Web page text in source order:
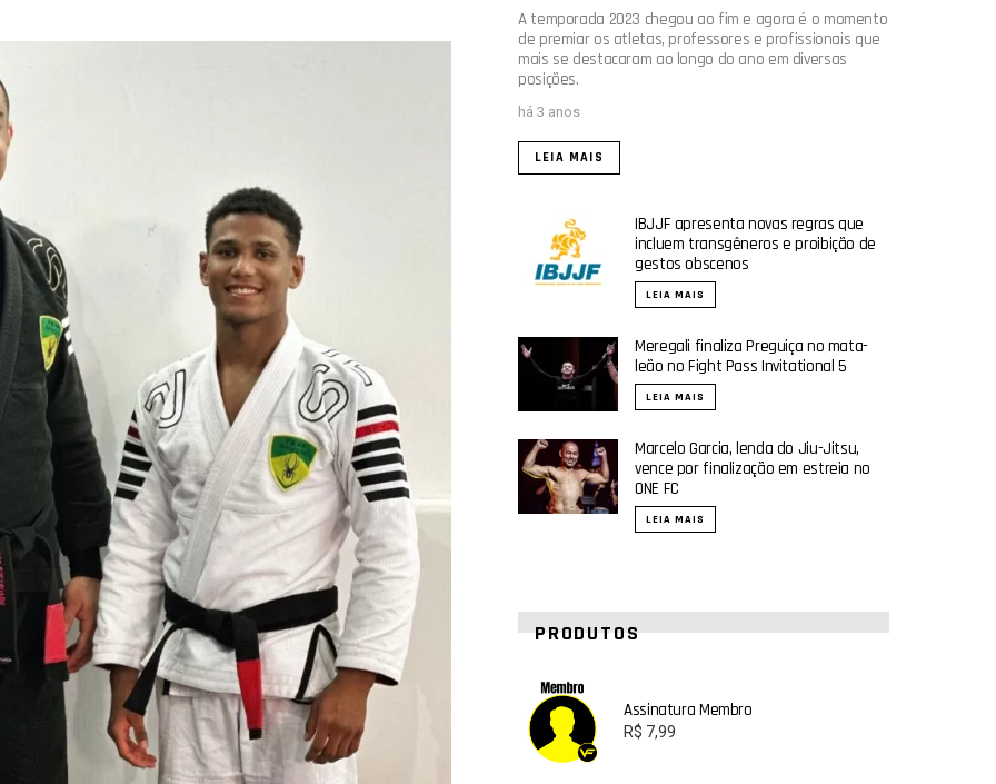
A temporada 2023 chegou ao fim e agora é o momento
de premiar os atletas, professores e profissionais que
mais se destacaram ao longo do ano em diversas
posições.
há 3 anos
LEIA MAIS
IBJJF apresenta novas regras que
incluem transgêneros e proibição de
gestos obscenos
LEIA MAIS
Meregali finaliza Preguiça no mata-
leão no Fight Pass Invitational 5
LEIA MAIS
Marcelo Garcia, lenda do Jiu-Jitsu,
vence por finalização em estreia no
ONE FC
LEIA MAIS
PRODUTOS
Assinatura Membro
R$ 7,99